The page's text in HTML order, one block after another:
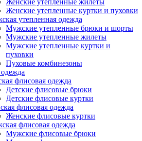
Женские утепленные жилеты
Женские утепленные куртки и пуховки
утепленная одежда
Мужские утепленные брюки и шорты
Мужские утепленные жилеты
Мужские утепленные куртки и
пуховки
Пуховые комбинезоны
флисовая одежда
Детские флисовые брюки
Детские флисовые куртки
флисовая одежда
Женские флисовые куртки
флисовая одежда
Мужские флисовые брюки